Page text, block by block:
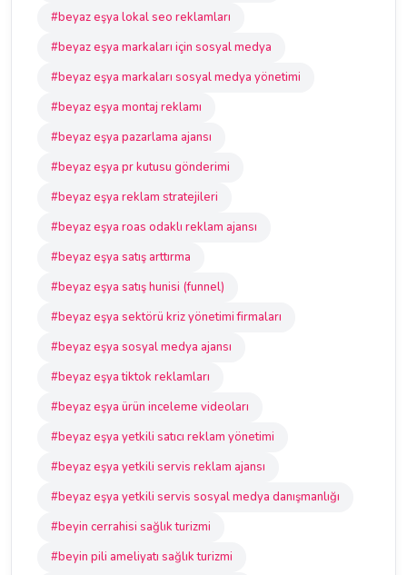
#beyaz eşya lokal seo reklamları
#beyaz eşya markaları için sosyal medya
#beyaz eşya markaları sosyal medya yönetimi
#beyaz eşya montaj reklamı
#beyaz eşya pazarlama ajansı
#beyaz eşya pr kutusu gönderimi
#beyaz eşya reklam stratejileri
#beyaz eşya roas odaklı reklam ajansı
#beyaz eşya satış arttırma
#beyaz eşya satış hunisi (funnel)
#beyaz eşya sektörü kriz yönetimi firmaları
#beyaz eşya sosyal medya ajansı
#beyaz eşya tiktok reklamları
#beyaz eşya ürün inceleme videoları
#beyaz eşya yetkili satıcı reklam yönetimi
#beyaz eşya yetkili servis reklam ajansı
#beyaz eşya yetkili servis sosyal medya danışmanlığı
#beyin cerrahisi sağlık turizmi
#beyin pili ameliyatı sağlık turizmi